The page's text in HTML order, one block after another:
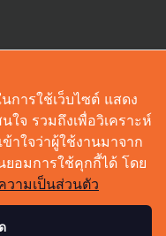
การใช้เว็บไซต์ แสดง
จ รวมถึงเพื่อวิเคราะห์
าใจว่าผู้ใช้งานมาจาก
อมการใช้คุกกี้ได้ โดย
วามเป็นส่วนตัว